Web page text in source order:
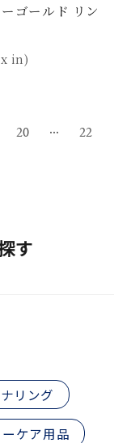
ゴールド リン
in)
20 ⋯ 22
す
リング
ケア用品